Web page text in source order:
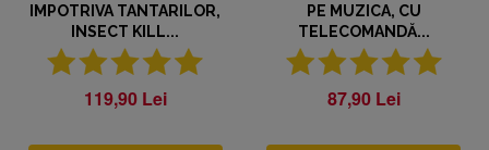
IMPOTRIVA TANTARILOR,
INSECT KILL...
119,90 Lei
PE MUZICA, CU
TELECOMANDĂ...
87,90 Lei